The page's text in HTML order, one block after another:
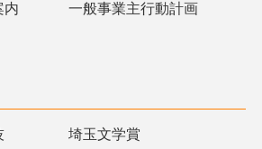
内 一般事業主行動計画
埼玉文学賞